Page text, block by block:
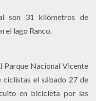
son 31 kilómetros de
el lago Ranco.
Parque Nacional Vicente
ciclistas el sábado 27 de
en bicicleta por las